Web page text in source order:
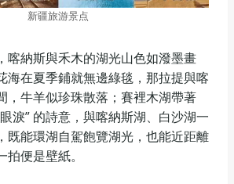
新疆旅游景点
喀納斯與禾木的湖光山色如潑墨畫
海在夏季鋪就無邊綠毯，那拉提與喀
，牛羊似珍珠散落；賽裡木湖帶著
淚” 的詩意，與喀納斯湖、白沙湖一
既能環湖自駕飽覽湖光，也能近距離
便是壁紙。